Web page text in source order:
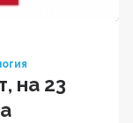
на 23